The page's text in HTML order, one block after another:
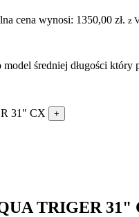
cena wynosi: 1350,00 zł. z
średniej długości
31" CX
+
TRIGER 31"